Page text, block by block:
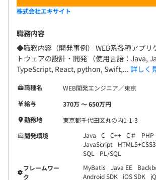
株式会社エキサイト
職務内容
◆職務内容（開発事例） WEB系各種アプリ
トウェアの設計・開発 （使用言語：Java,
TypeScript, React, python, Swift,... 詳しく
職種名
WEB開発エンジニア／東京
給与
370万 〜 650万円
勤務地
東京都千代田区丸の内1-1-3
開発環境
Java C C++ C＃ PHP
JavaScript
HTML5+CSS3
SQL
PL/SQL
フレームワー
ク
MyBatis Java EE
Android SDK
iOS SDK